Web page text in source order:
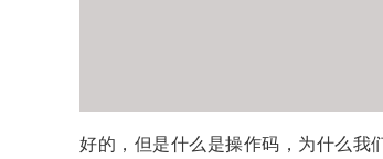
好的，但是什么是操作码，为什么我